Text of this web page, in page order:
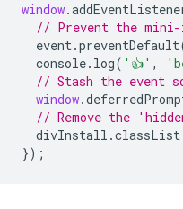
window.
// Prevent the mini-
event.preventDefault
console. log( '👍' ,
// Stash the event
window.
// Remove the
divInstall .classList
});